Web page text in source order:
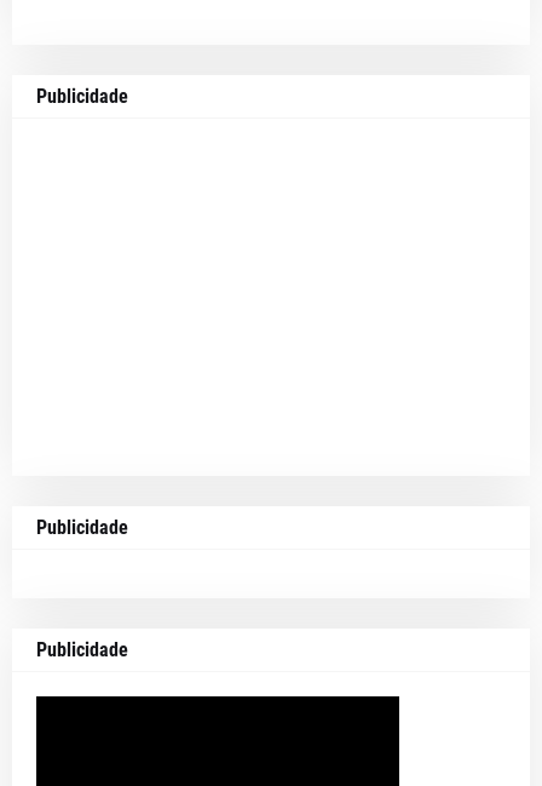
Publicidade
Publicidade
Publicidade